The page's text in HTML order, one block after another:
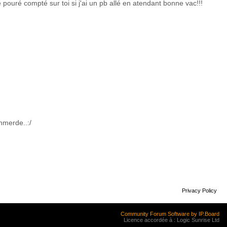
compté sur toi si j'ai un pb allé en atendant bonne vac!!!
Privacy Policy
Community Forum Software by IP.Board
Licence accordée à : Logic Sunrise Ltd